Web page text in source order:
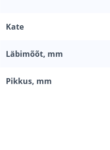
Kate
Läbimõõt, mm
Pikkus, mm